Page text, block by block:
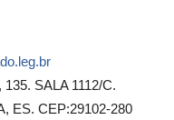
SALA 1112/C.
ES. CEP:29102-280